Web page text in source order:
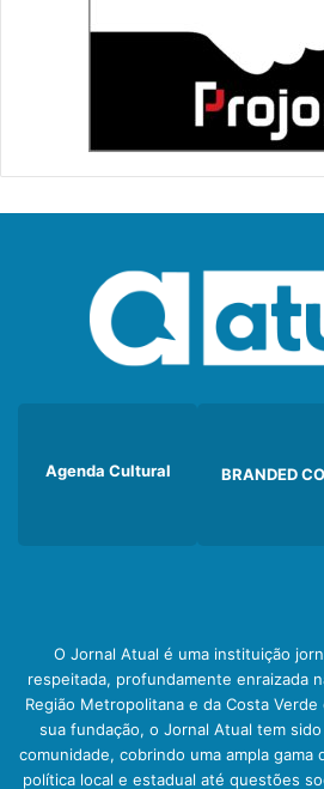
Agenda Cultural BRANDED
O Jornal Atual é uma instituição
respeitada, profundamente enraizada
Região Metropolitana e da Costa
sua fundação, o Jornal Atual tem
comunidade, cobrindo uma ampla gama
política local e estadual até questões